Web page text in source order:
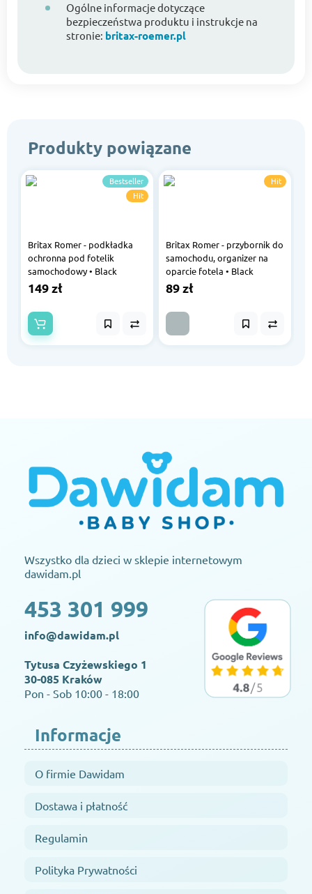
Ogólne informacje dotyczące
bezpieczeństwa produktu i instrukcje na
stronie: britax-roemer.pl
Produkty powiązane
Bestseller
Hit
Britax Romer - podkładka
ochronna pod fotelik
samochodowy • Black
149 zł
Hit
Britax Romer - przybornik do
samochodu, organizer na
oparcie fotela • Black
89 zł
Wszystko dla dzieci w sklepie internetowym
dawidam.pl
453 301 999
info@dawidam.pl
Tytusa Czyżewskiego 1
30-085 Kraków
Pon - Sob 10:00 - 18:00
Informacje
O firmie Dawidam
Dostawa i płatność
Regulamin
Polityka Prywatności